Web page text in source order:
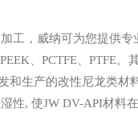
工，威纳可为您提供
、PCTFE、PTFE。
和生产的改性尼龙类材
性, 使JW DV-API材料